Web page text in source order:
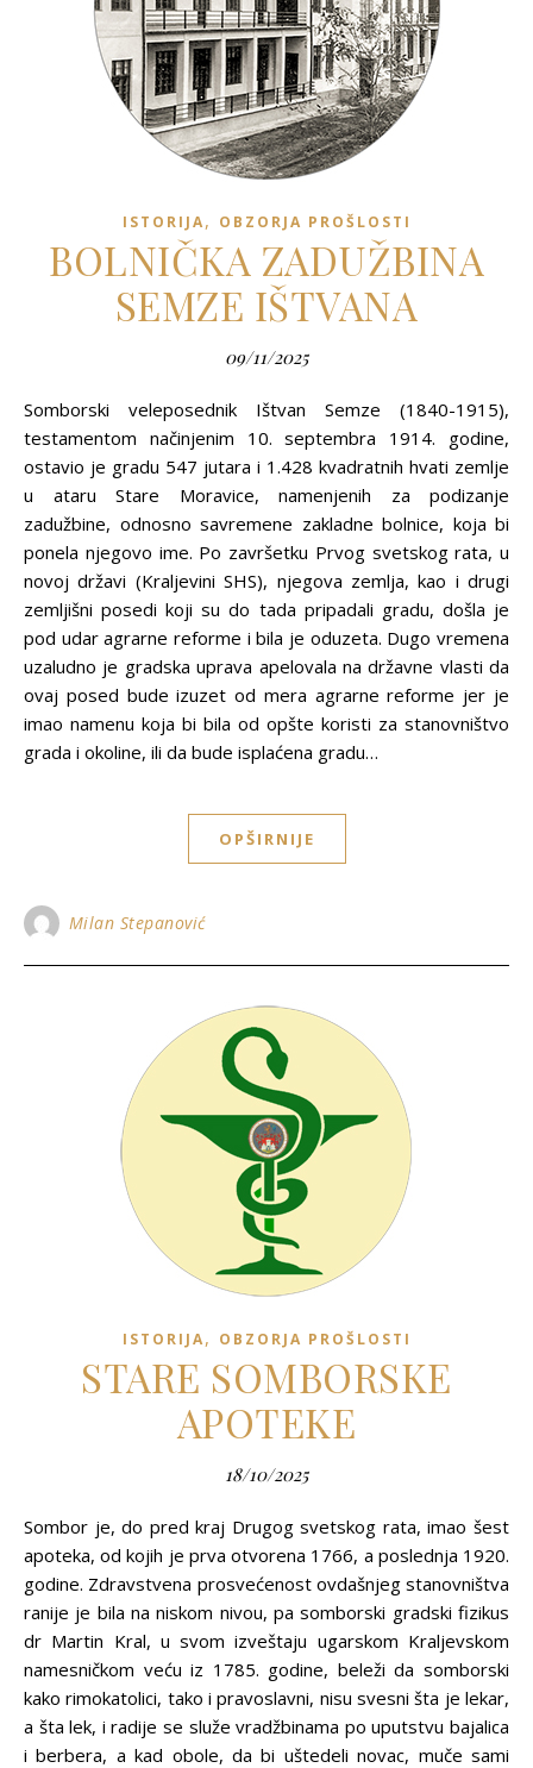
ISTORIJA, OBZORJA PROŠLOSTI
BOLNIČKA ZADUŽBINA
SEMZE IŠTVANA
09/11/2025
Somborski veleposednik Ištvan Semze (1840-1915),
testamentom načinjenim 10. septembra 1914. godine,
ostavio je gradu 547 jutara i 1.428 kvadratnih hvati zemlje
u ataru Stare Moravice, namenjenih za podizanje
zadužbine, odnosno savremene zakladne bolnice, koja bi
ponela njegovo ime. Po završetku Prvog svetskog rata, u
novoj državi (Kraljevini SHS), njegova zemlja, kao i drugi
zemljišni posedi koji su do tada pripadali gradu, došla je
pod udar agrarne reforme i bila je oduzeta. Dugo vremena
uzaludno je gradska uprava apelovala na državne vlasti da
ovaj posed bude izuzet od mera agrarne reforme jer je
imao namenu koja bi bila od opšte koristi za stanovništvo
grada i okoline, ili da bude isplaćena gradu…
OPŠIRNIJE
Milan Stepanović
ISTORIJA, OBZORJA PROŠLOSTI
STARE SOMBORSKE
APOTEKE
18/10/2025
Sombor je, do pred kraj Drugog svetskog rata, imao šest
apoteka, od kojih je prva otvorena 1766, a poslednja 1920.
godine. Zdravstvena prosvećenost ovdašnjeg stanovništva
ranije je bila na niskom nivou, pa somborski gradski fizikus
dr Martin Kral, u svom izveštaju ugarskom Kraljevskom
namesničkom veću iz 1785. godine, beleži da somborski
kako rimokatolici, tako i pravoslavni, nisu svesni šta je lekar,
a šta lek, i radije se služe vradžbinama po uputstvu bajalica
i berbera, a kad obole, da bi uštedeli novac, muče sami